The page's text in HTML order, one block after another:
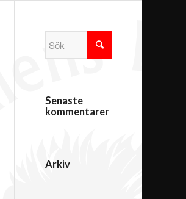
Senaste
kommentarer
Arkiv